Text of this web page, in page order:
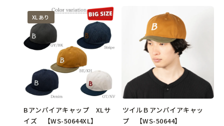
XLあり
Bアンパイアキャップ XLサ
イズ 【WS-50644XL】
ツイルＢアンパイアキャッ
プ 【WS-50644】